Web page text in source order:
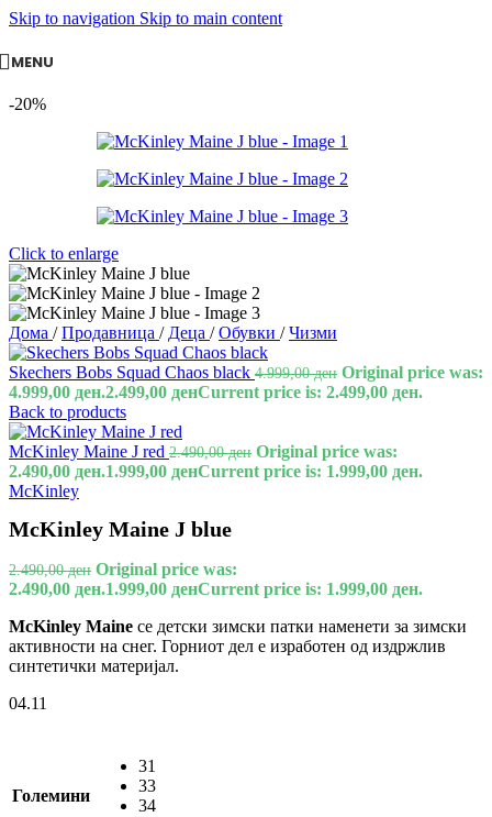
Skip to navigation Skip to main content
MENU
-20%
Click to enlarge
Дома / Продавница / Деца / Обувки / Чизми
Skechers Bobs Squad Chaos black 4.999,00ден Original price was:
4.999,00 ден.2.499,00 денCurrent price is: 2.499,00 ден.
Back to products
McKinley Maine J red 2.490,00ден Original price was:
2.490,00 ден.1.999,00 денCurrent price is: 1.999,00 ден.
McKinley
McKinley Maine J blue
2.490,00ден Original price was:
2.490,00 ден.1.999,00 денCurrent price is: 1.999,00 ден.
McKinley Maine се детски зимски патки наменети за зимски
активности на снег. Горниот дел е изработен од издржлив
синтетички материјал.
04.11
Големини
31
33
34